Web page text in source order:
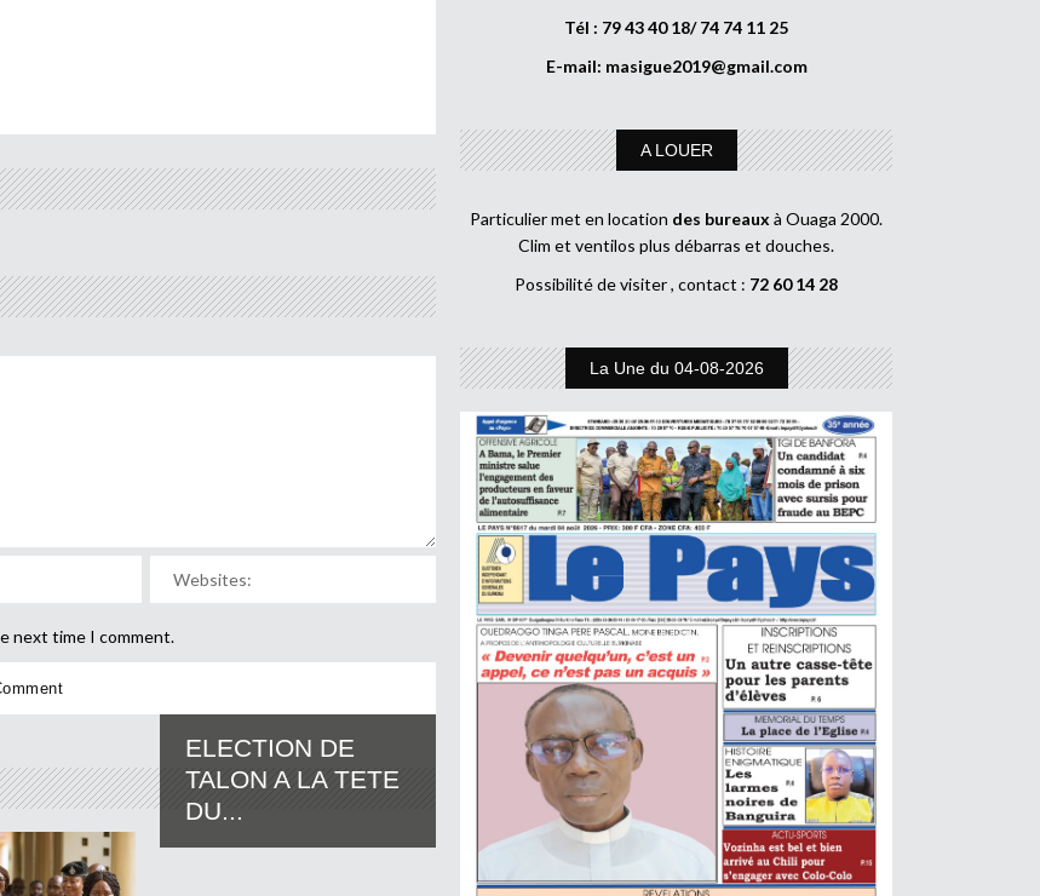
next time I comment.
ELECTION DE
TALON A LA TETE
DU...
Tél : 79 43 40 18/ 74 74 11 25
E-mail: masigue2019@gmail.com
A LOUER
Particulier met en location des bureaux à Ouaga 2000.
Clim et ventilos plus débarras et douches.
Possibilité de visiter , contact : 72 60 14 28
La Une du 04-08-2026